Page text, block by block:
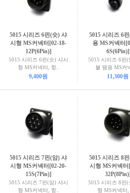
5015 시리즈 6핀(숫) 샤
시형 MS커넥터[02-18-
12P(6Pin)]
5015 시리즈 6핀(숫) 샤시
형 MS커넥터, 항..
9,400원
5015 시리즈 6
용 MS커넥터
6S(6Pin)]
5015 시리즈 6핀(
블 땜용 MS커
11,300원
5015 시리즈 7핀(암) 샤
시형 MS커넥터[02-20-
15S(7Pin)]
5015 시리즈 7핀(암) 샤시
형 MS커넥터, 항..
5015 시리즈 8
시형 MS커넥터
5015 시리즈 8핀(
형 MS커넥터,